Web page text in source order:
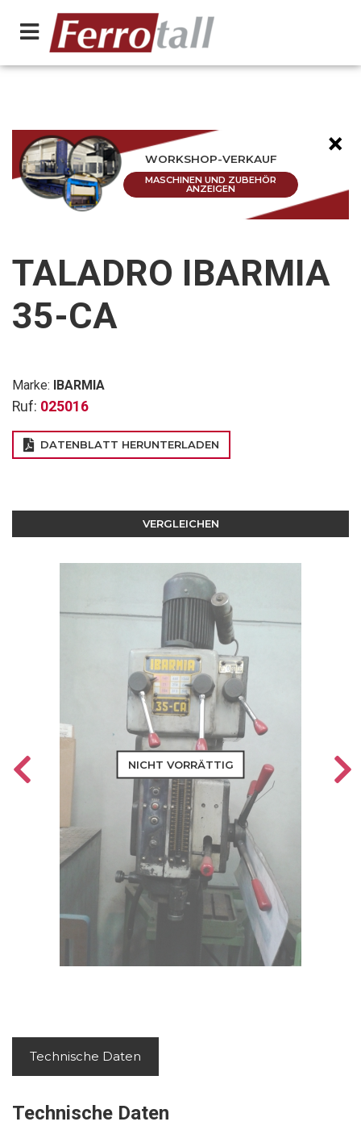
×
WORKSHOP-VERKAUF
MASCHINEN UND ZUBEHÖR
ANZEIGEN
TALADRO IBARMIA
35-CA
Marke: IBARMIA
Ruf: 025016
DATENBLATT HERUNTERLADEN
VERGLEICHEN
NICHT VORRÄTTIG
Technische Daten
Technische Daten